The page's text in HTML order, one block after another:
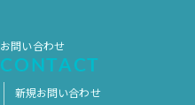
お問い合わせ
CONTACT
新規お問い合わせ